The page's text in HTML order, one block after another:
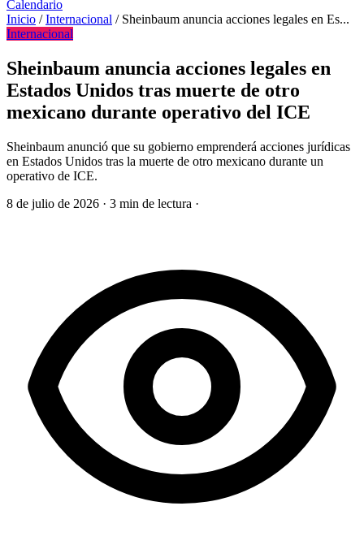
Calendario
Inicio / Internacional / Sheinbaum anuncia acciones legales en Es...
Internacional
Sheinbaum anuncia acciones legales en
Estados Unidos tras muerte de otro
mexicano durante operativo del ICE
Sheinbaum anunció que su gobierno emprenderá acciones jurídicas
en Estados Unidos tras la muerte de otro mexicano durante un
operativo de ICE.
8 de julio de 2026 · 3 min de lectura ·